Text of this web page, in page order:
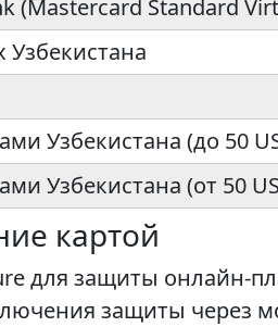
(Mastercard Standard
Узбекистана (до 50
Узбекистана (от 50
картой
для защиты онлайн-
защиты через